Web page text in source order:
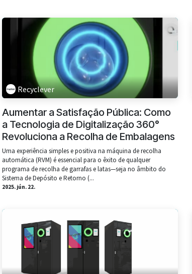
Recyclever
Aumentar a Satisfação Pública: Como
a Tecnologia de Digitalização 360°
Revoluciona a Recolha de Embalagens
Uma experiência simples e positiva na máquina de recolha
automática (RVM) é essencial para o êxito de qualquer
programa de recolha de garrafas e latas—seja no âmbito do
Sistema de Depósito e Retorno (...
2025. jún. 22.